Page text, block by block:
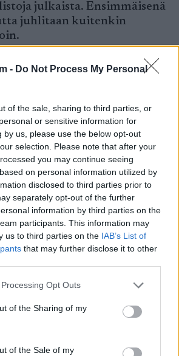
- Do Not Process My Personal
of the sale, sharing to third parties, or
or sensitive information for
by us, please use the below opt-out
selection. Please note that after your
you may continue seeing
on personal information utilized by
disclosed to third parties prior to
separately opt-out of the further
information by third parties on the
participants. This information may
us to third parties on the IAB’s List of
that may further disclose it to other
website/app uses one or more Google
or usage behaviour. You may click to
to Google and its third-party tags to
specified purposes in below Google
Opt Outs
of the Sharing of my
of the Sale of my
julkaista. Ensimmäisenä
juhlitaan kuitenkin
kaikille, ja siihen mahtuu 300
houkuttelee eri-ikäisiä
menneisyyteen, jossa
ajan tunnelman. Ihmiset
hiihdosta,” sanoo
Davide Stoffie.
suorana lähetyksenä SC
joka on saatavilla
jäsenille. Ski Classics -
Teemu Virtanen ja
asiantuntija Enzo
VÄRILIIVIEN